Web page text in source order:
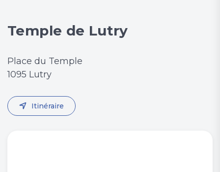
Temple de Lutry
Place du Temple
1095 Lutry
Itinéraire